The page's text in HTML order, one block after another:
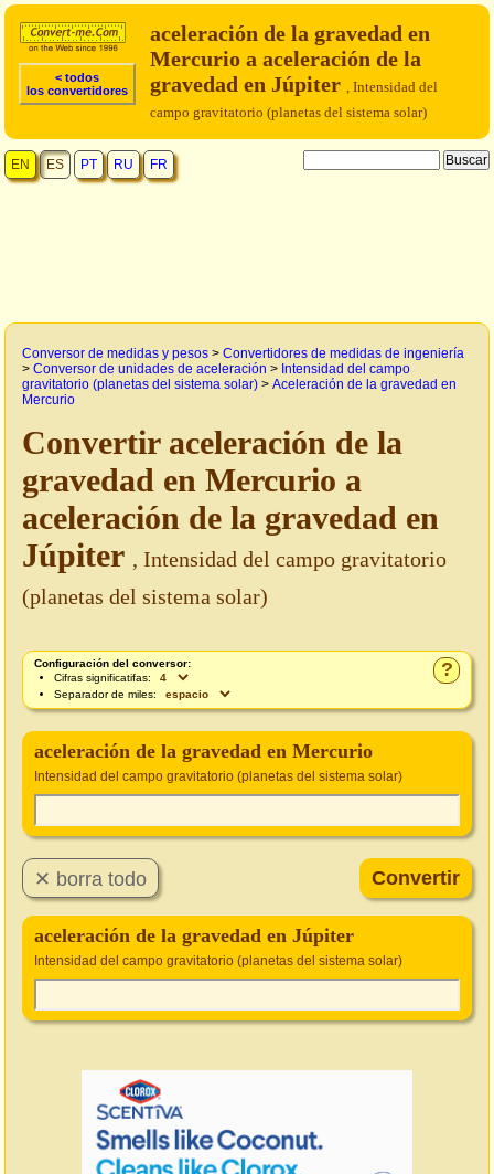
< todos
los convertidores
aceleración de la gravedad en
Mercurio a aceleración de la
gravedad en Júpiter , Intensidad del
campo gravitatorio (planetas del sistema solar)
EN ES PT RU FR
Conversor de medidas y pesos > Convertidores de medidas de ingeniería
> Conversor de unidades de aceleración > Intensidad del campo
gravitatorio (planetas del sistema solar) > Aceleración de la gravedad en
Mercurio
Convertir aceleración de la
gravedad en Mercurio a
aceleración de la gravedad en
Júpiter , Intensidad del campo gravitatorio
(planetas del sistema solar)
?
Configuración del conversor:
Cifras significatifas:
Separador de miles:
aceleración de la gravedad en Mercurio
Intensidad del campo gravitatorio (planetas del sistema solar)
aceleración de la gravedad en Júpiter
Intensidad del campo gravitatorio (planetas del sistema solar)